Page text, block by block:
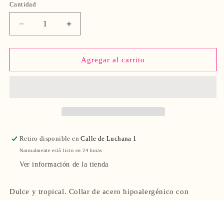
Cantidad
Reducir
cantidad
para
Piña
Aumentar
cantidad
para
Collar
Piña
Agregar al carrito
Retiro disponible enCalle de Luchana 1
Normalmente está listo en 24 horas
Ver información de la tienda
Dulce y tropical. Collar de acero hipoalergénico con